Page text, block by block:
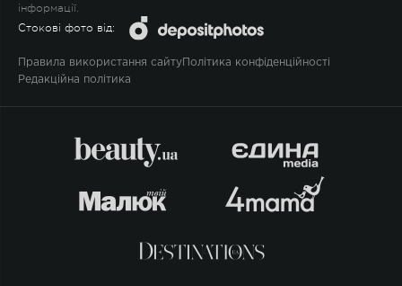
інформації.
Стокові фото від:
Правила використання сайту Політика конфіденційності
Редакційна політика